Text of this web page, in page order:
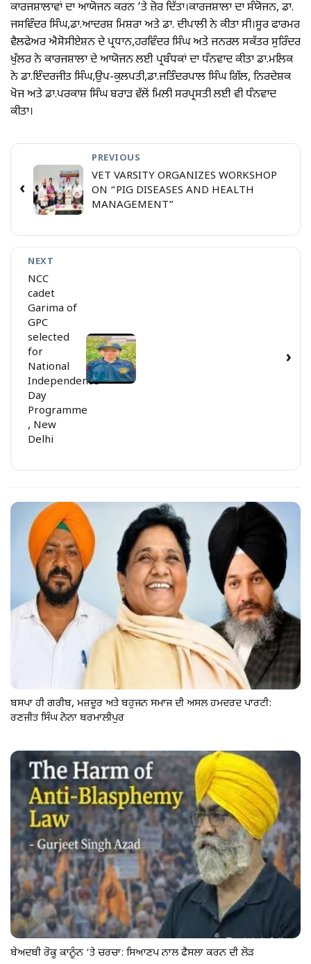
ਕਾਰਜਸ਼ਾਲਾਵਾਂ ਦਾ ਆਯੋਜਨ ਕਰਨ ’ਤੇ ਜ਼ੋਰ ਦਿੱਤਾ।ਕਾਰਜਸ਼ਾਲਾ ਦਾ ਸੰਯੋਜਨ, ਡਾ.
ਜਸਵਿੰਦਰ ਸਿੰਘ,ਡਾ.ਆਦਰਸ਼ ਮਿਸ਼ਰਾ ਅਤੇ ਡਾ. ਦੀਪਾਲੀ ਨੇ ਕੀਤਾ ਸੀ।ਸੂਰ ਫਾਰਮਰ
ਵੈਲਫੇਅਰ ਐਸੋਸੀਏਸ਼ਨ ਦੇ ਪ੍ਰਧਾਨ,ਹਰਵਿੰਦਰ ਸਿੰਘ ਅਤੇ ਜਨਰਲ ਸਕੱਤਰ ਸੁਰਿੰਦਰ
ਖੁੱਲਰ ਨੇ ਕਾਰਜਸ਼ਾਲਾ ਦੇ ਆਯੋਜਨ ਲਈ ਪ੍ਰਬੰਧਕਾਂ ਦਾ ਧੰਨਵਾਦ ਕੀਤਾ ਡਾ.ਮਲਿਕ
ਨੇ ਡਾ.ਇੰਦਰਜੀਤ ਸਿੰਘ,ਉਪ-ਕੁਲਪਤੀ,ਡਾ.ਜਤਿੰਦਰਪਾਲ ਸਿੰਘ ਗਿੱਲ, ਨਿਰਦੇਸ਼ਕ
ਖੋਜ ਅਤੇ ਡਾ.ਪਰਕਾਸ਼ ਸਿੰਘ ਬਰਾੜ ਵੱਲੋਂ ਮਿਲੀ ਸਰਪ੍ਰਸਤੀ ਲਈ ਵੀ ਧੰਨਵਾਦ
ਕੀਤਾ।
‹
PREVIOUS
VET VARSITY ORGANIZES WORKSHOP
ON “PIG DISEASES AND HEALTH
MANAGEMENT”
NEXT
NCC
cadet
Garima of
GPC
selected
for
National
Independence
Day
Programme
, New
Delhi
›
ਬਸਪਾ ਹੀ ਗਰੀਬ, ਮਜ਼ਦੂਰ ਅਤੇ ਬਹੁਜਨ ਸਮਾਜ ਦੀ ਅਸਲ ਹਮਦਰਦ ਪਾਰਟੀ:
ਰਣਜੀਤ ਸਿੰਘ ਨੋਨਾ ਬਰਮਾਲੀਪੁਰ
ਬੇਅਦਬੀ ਰੋਕੂ ਕਾਨੂੰਨ ‘ਤੇ ਚਰਚਾ: ਸਿਆਣਪ ਨਾਲ ਫੈਸਲਾ ਕਰਨ ਦੀ ਲੋੜ